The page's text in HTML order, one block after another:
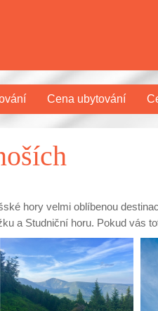
Cena ubytování
hory velmi oblíbenou
a Studniční horu. Pokud vás